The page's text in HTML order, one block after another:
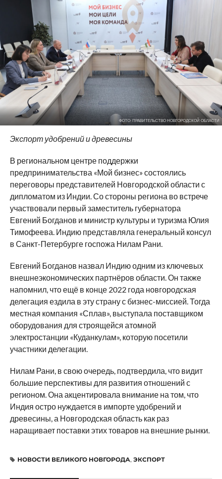
ФОТО: ПРАВИТЕЛЬСТВО НОВГОРОДСКОЙ ОБЛАСТИ
Экспорт удобрений и древесины
В региональном центре поддержки
предпринимательства «Мой бизнес» состоялись
переговоры представителей Новгородской области с
дипломатом из Индии. Со стороны региона во встрече
участвовали первый заместитель губернатора
Евгений Богданов и министр культуры и туризма Юлия
Тимофеева. Индию представляла генеральный консул
в Санкт-Петербурге госпожа Нилам Рани.
Евгений Богданов назвал Индию одним из ключевых
внешнеэкономических партнёров области. Он также
напомнил, что ещё в конце 2022 года новгородская
делегация ездила в эту страну с бизнес-миссией. Тогда
местная компания «Сплав», выступала поставщиком
оборудования для строящейся атомной
электростанции «Куданкулам», которую посетили
участники делегации.
Нилам Рани, в свою очередь, подтвердила, что видит
большие перспективы для развития отношений с
регионом. Она акцентировала внимание на том, что
Индия остро нуждается в импорте удобрений и
древесины, а Новгородская область как раз
наращивает поставки этих товаров на внешние рынки.
НОВОСТИ ВЕЛИКОГО НОВГОРОДА, ЭКСПОРТ